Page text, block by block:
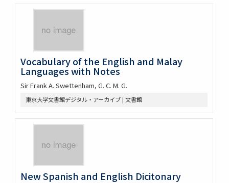
Vocabulary of the English and Malay
Languages with Notes
Sir Frank A. Swettenham, G. C. M. G.
東京大学文書館デジタル・アーカイブ | 文書館
New Spanish and English Dicitonary